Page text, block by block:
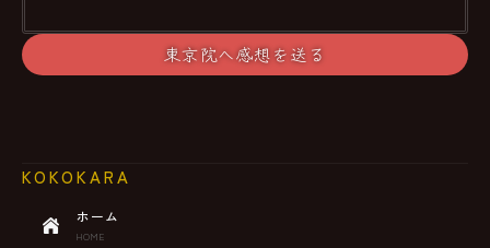
東京院へ感想を送る
KOKOKARA
ホーム
HOME